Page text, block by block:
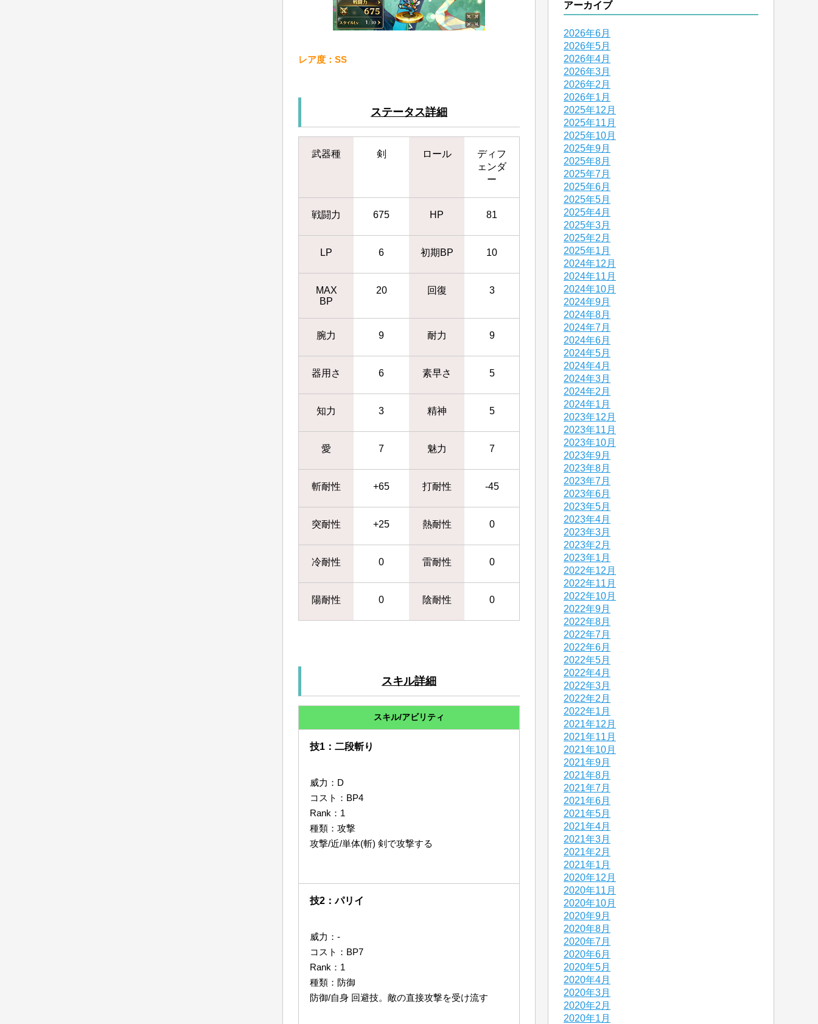
レア度：SS
ステータス詳細
武器種 剣 ロール
ディフ
ェンダ
ー
戦闘力 675 HP 81
LP 6 初期BP 10
MAX
BP
20 回復 3
腕力 9 耐力 9
器用さ 6 素早さ 5
知力 3 精神 5
愛 7 魅力 7
斬耐性 +65 打耐性 -45
突耐性 +25 熱耐性 0
冷耐性 0 雷耐性 0
陽耐性 0 陰耐性 0
スキル詳細
スキル/アビリティ
技1：二段斬り
威力：D
コスト：BP4
Rank：1
種類：攻撃
攻撃/近/単体(斬) 剣で攻撃する
技2：パリイ
威力：-
コスト：BP7
Rank：1
種類：防御
防御/自身 回避技。敵の直接攻撃を受け流す
アーカイブ
2026年6月
2026年5月
2026年4月
2026年3月
2026年2月
2026年1月
2025年12月
2025年11月
2025年10月
2025年9月
2025年8月
2025年7月
2025年6月
2025年5月
2025年4月
2025年3月
2025年2月
2025年1月
2024年12月
2024年11月
2024年10月
2024年9月
2024年8月
2024年7月
2024年6月
2024年5月
2024年4月
2024年3月
2024年2月
2024年1月
2023年12月
2023年11月
2023年10月
2023年9月
2023年8月
2023年7月
2023年6月
2023年5月
2023年4月
2023年3月
2023年2月
2023年1月
2022年12月
2022年11月
2022年10月
2022年9月
2022年8月
2022年7月
2022年6月
2022年5月
2022年4月
2022年3月
2022年2月
2022年1月
2021年12月
2021年11月
2021年10月
2021年9月
2021年8月
2021年7月
2021年6月
2021年5月
2021年4月
2021年3月
2021年2月
2021年1月
2020年12月
2020年11月
2020年10月
2020年9月
2020年8月
2020年7月
2020年6月
2020年5月
2020年4月
2020年3月
2020年2月
2020年1月